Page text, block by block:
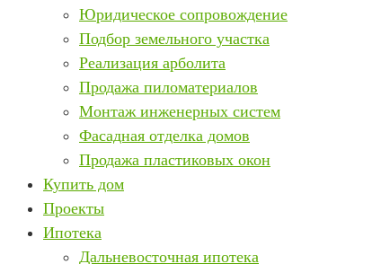
Юридическое сопровождение
Подбор земельного участка
Реализация арболита
Продажа пиломатериалов
Монтаж инженерных систем
Фасадная отделка домов
Продажа пластиковых окон
Купить дом
Проекты
Ипотека
Дальневосточная ипотека